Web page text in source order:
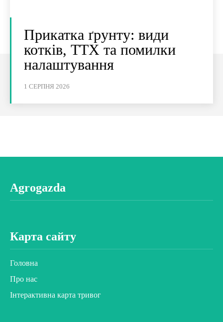
Прикатка ґрунту: види
котків, ТТХ та помилки
налаштування
1 СЕРПНЯ 2026
Agrogazda
Карта сайту
Головна
Про нас
Інтерактивна карта тривог